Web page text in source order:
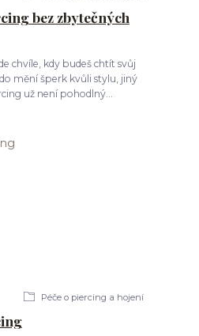
bez zbytečných
chvíle, kdy budeš chtít svůj
mění šperk kvůli stylu, jiný
už není pohodlný...
Péče o piercing a hojení